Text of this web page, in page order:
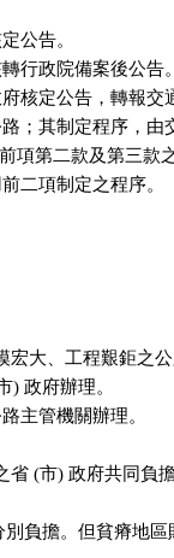
定公告。
轉行政院備案後公告
府核定公告，轉報
路；其制定程序，由
前項第二款及第三款
前二項制定之程序。
宏大、工程艱鉅之
) 政府辦理。
路主管機關辦理。
省 (市) 政府共同負
分別負擔。但貧瘠地